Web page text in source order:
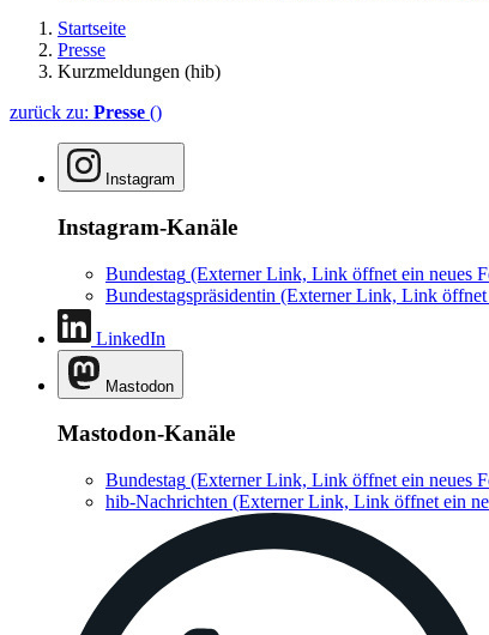
Startseite
Presse
Kurzmeldungen (hib)
zurück zu: Presse ()
Instagram
Instagram-Kanäle
Bundestag (Externer Link, Link öffnet ein neues
Bundestagspräsidentin (Externer Link, Link öffnet
LinkedIn
Mastodon
Mastodon-Kanäle
Bundestag (Externer Link, Link öffnet ein neues
hib-Nachrichten (Externer Link, Link öffnet ein